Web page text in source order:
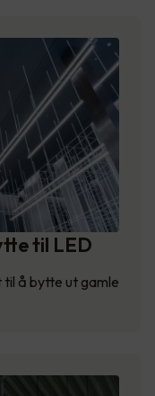
til LED
å bytte ut gamle